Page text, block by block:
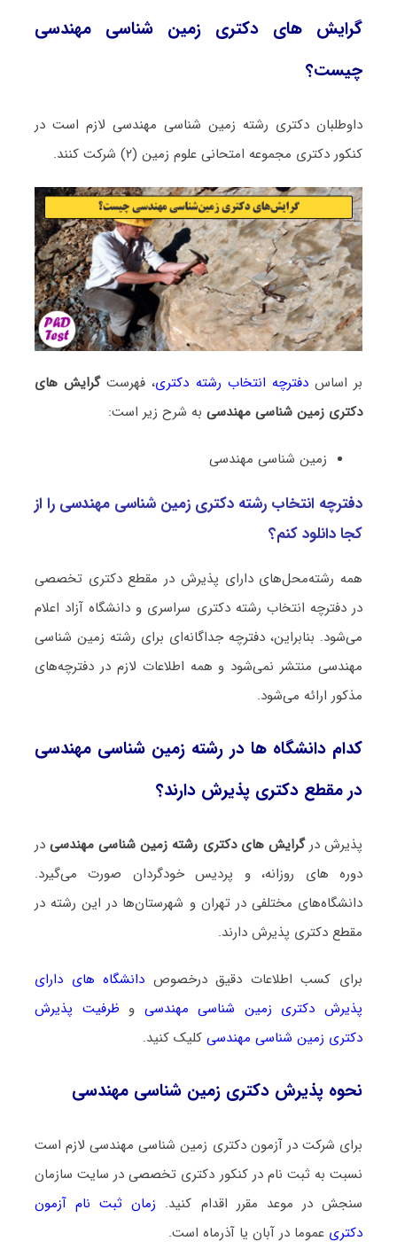
گرایش های دکتری زمین شناسی ﻣﻬﻨﺪسی
چیست؟
داوطلبان دکتری رشته زمین شناسی ﻣﻬﻨﺪسی لازم است در
کنکور دکتری مجموعه امتحانی علوم زمین (۲) شرکت کنند.
بر اساسدفترچه انتخاب رشته دکتری، فهرستگرایش های
دکتری زمین شناسی ﻣﻬﻨﺪسی به شرح زیر است:
زمین شناسی ﻣﻬﻨﺪسی
دفترچه انتخاب رشته دکتری زمین شناسی ﻣﻬﻨﺪسی را از
کجا دانلود کنم؟
همه رشته‌محل‌های دارای پذیرش در مقطع دکتری تخصصی
در دفترچه انتخاب رشته دکتری سراسری و دانشگاه آزاد اعلام
می‌شود. بنابراین، دفترچه جداگانه‌ای برای رشته زمین شناسی
ﻣﻬﻨﺪسی منتشر نمی‌شود و همه اطلاعات لازم در دفترچه‌های
مذکور ارائه می‌شود.
کدام دانشگاه ها در رشته زمین شناسی ﻣﻬﻨﺪسی
در مقطع دکتری پذیرش دارند؟
پذیرش درگرایش های دکتری رشته زمین شناسی ﻣﻬﻨﺪسیدر
دوره های روزانه، و پردیس خودگردان صورت می‌گیرد.
دانشگاه‌های مختلفی در تهران و شهرستان‌ها در این رشته در
مقطع دکتری پذیرش دارند.
برای کسب اطلاعات دقیق درخصوص دانشگاه های دارای
پذیرش دکتری زمین شناسی ﻣﻬﻨﺪسی و ظرفیت پذیرش
دکتری زمین شناسی ﻣﻬﻨﺪسیکلیک کنید.
نحوه پذیرش دکتری زمین شناسی ﻣﻬﻨﺪسی
برای شرکت در آزمون دکتری زمین شناسی ﻣﻬﻨﺪسی لازم است
نسبت به ثبت نام در کنکور دکتری تخصصی در سایت سازمان
سنجش در موعد مقرر اقدام کنید. زمان ثبت نام آزمون
دکتری عموما در آبان یا آذرماه است.